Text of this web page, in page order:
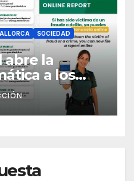
SOCIEDAD
abre la
a los